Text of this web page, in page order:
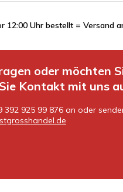
12:00 Uhr bestellt = Versand
oder möchten
Kontakt mit uns
392 925 99 876 an oder